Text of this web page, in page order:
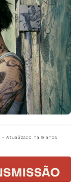
- Atualizado há 9 anos